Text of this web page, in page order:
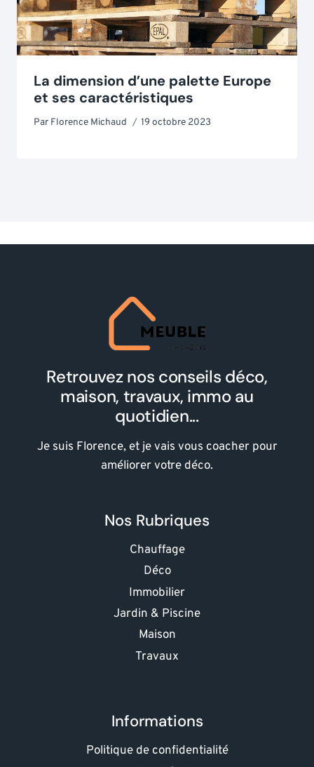
La dimension d’une palette Europe
et ses caractéristiques
Par Florence Michaud 19 octobre 2023
Retrouvez nos conseils déco,
maison, travaux, immo au
quotidien...
Je suis Florence, et je vais vous coacher pour
améliorer votre déco.
Nos Rubriques
Chauffage
Déco
Immobilier
Jardin & Piscine
Maison
Travaux
Informations
Politique de confidentialité